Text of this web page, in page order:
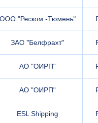
ООО "Реском -Тюмень"
ЗАО "Белфрахт"
АО "ОИРП"
АО "ОИРП"
ESL Shipping